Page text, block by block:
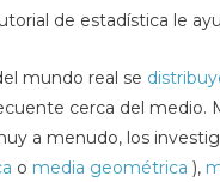
de estadística le
mundo real se
cerca del medio.
a menudo, los
o media geométrica ),